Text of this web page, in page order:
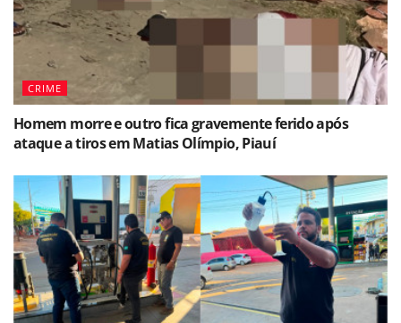
CRIME
Homem morre e outro fica gravemente ferido após
ataque a tiros em Matias Olímpio, Piauí